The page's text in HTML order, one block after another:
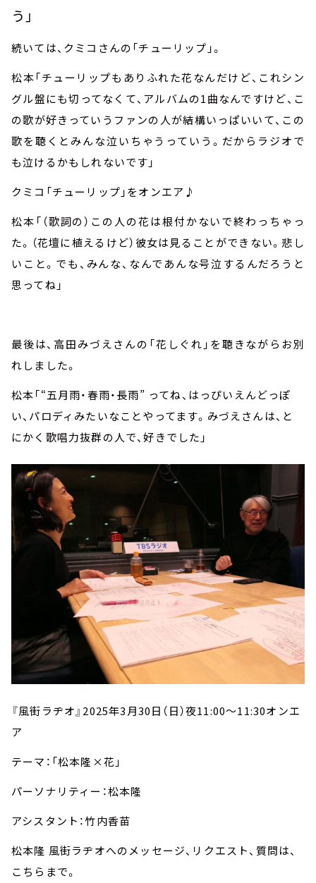
う」
続いては、クミコさんの「チューリップ」。
松本「チューリップもありふれた花なんだけど、これシン
グル盤にも切ってなくて、アルバムの1曲なんですけど、こ
の歌が好きっていうファンの人が結構いっぱいいて、この
歌を聴くとみんな泣いちゃうっていう。だからラジオで
も泣けるかもしれないです」
クミコ「チューリップ」をオンエア♪
松本「（歌詞の）この人の花は根付かないで終わっちゃっ
た。（花壇に植えるけど）彼女は見ることができない。悲し
いこと。でも、みんな、なんであんな号泣するんだろうと
思ってね」
最後は、高田みづえさんの「花しぐれ」を聴きながらお別
れしました。
松本「“五月雨・春雨・長雨” ってね、はっぴいえんどっぽ
い、パロディみたいなことやってます。みづえさんは、と
にかく歌唱力抜群の人で、好きでした」
『風街ラヂオ』 2025年3月30日（日）夜11:00～11:30オンエ
ア
テーマ：「松本隆×花」
パーソナリティー：松本隆
アシスタント：竹内香苗
松本隆 風街ラヂオへのメッセージ、リクエスト、質問は、
こちらまで。